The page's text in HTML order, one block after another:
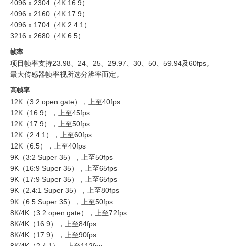
4096 x 2304（4K 16:9）
4096 x 2160（4K 17:9）
4096 x 1704（4K 2.4:1）
3216 x 2680（4K 6:5）
帧率
项目帧率支持23.98、24、25、29.97、30、50、59.94及60fps。
最大传感器帧率视所选分辨率而定。
高帧率
12K（3:2 open gate），上至40fps
12K（16:9），上至45fps
12K（17:9），上至50fps
12K（2.4:1），上至60fps
12K（6:5），上至40fps
9K（3:2 Super 35），上至50fps
9K（16:9 Super 35），上至65fps
9K（17:9 Super 35），上至65fps
9K（2.4:1 Super 35），上至80fps
9K（6:5 Super 35），上至50fps
8K/4K（3:2 open gate），上至72fps
8K/4K（16:9），上至84fps
8K/4K（17:9），上至90fps